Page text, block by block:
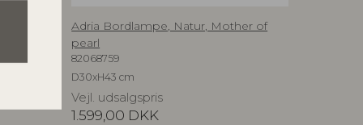
Adria Bordlampe, Natur, Mother of
pearl
82068759
D30xH43 cm
Vejl. udsalgspris
1.599,00 DKK